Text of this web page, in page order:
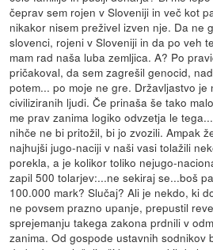
čeprav sem rojen v Sloveniji in več kot
nikakor nisem preživel izven nje. Da ne
slovenci, rojeni v Sloveniji in da po veh
mam rad naša luba zemljica. A? Po
pričakoval, da sem zagrešil genocid,
potem... po moje ne gre. Državljastvo
civiliziranih ljudi. Če prinaša še tako
me prav zanima logiko odvzetja le
nihče ne bi pritožil, bi jo zvozili. Ampak
najhujši jugo-naciji v naši vasi tolažili
porekla, a je kolikor toliko nejugo-
zapil 500 tolarjev:...ne sekiraj se...boš
100.000 mark? Slučaj? Ali je nekdo, ki
ne povsem prazno upanje, prepustil
sprejemanju takega zakona prdnili v
zanima. Od gospode ustavnih sodnikov